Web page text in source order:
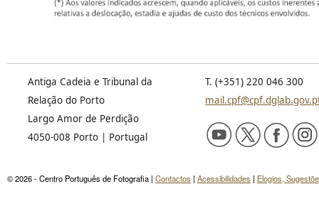
Antiga Cadeia e Tribunal da
Relação do Porto
Largo Amor de Perdição
4050-008 Porto | Portugal
T. (+351) 220 046 300
© 2026 - Centro Português de Fotografia | Contactos | Acessibilidades | Elogios,